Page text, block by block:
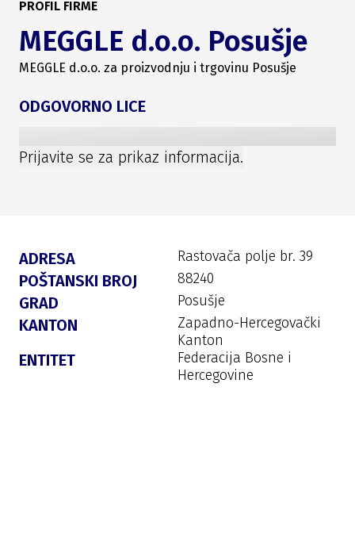
PROFIL FIRME
MEGGLE d.o.o. Posušje
MEGGLE d.o.o. za proizvodnju i trgovinu Posušje
ODGOVORNO LICE
Prijavite se za prikaz informacija.
ADRESA Rastovača polje br. 39
POŠTANSKI BROJ 88240
GRAD Posušje
KANTON
Zapadno-Hercegovački
Kanton
ENTITET
Federacija Bosne i
Hercegovine